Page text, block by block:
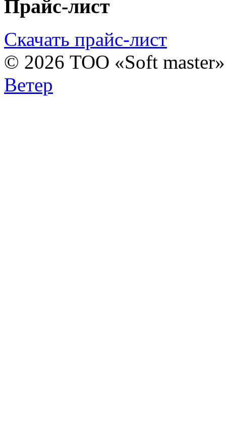
Прайс-лист
Скачать прайс-лист
© 2026 ТОО «Soft
Ветер